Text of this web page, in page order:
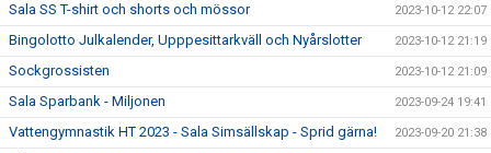
Sala SS T-shirt och shorts och mössor 2023-10-12 22:07
Bingolotto Julkalender, Upppesittarkväll och Nyårslotter 2023-10-12 21:19
Sockgrossisten 2023-10-12 21:09
Sala Sparbank - Miljonen 2023-09-24 19:41
Vattengymnastik HT 2023 - Sala Simsällskap - Sprid gärna! 2023-09-20 21:38